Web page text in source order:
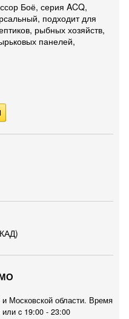
Боё, серия ACQ,
подходит для
рыбных хозяйств,
панелей,
Московской области. Время
c 19:00 - 23:00